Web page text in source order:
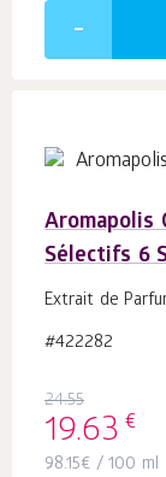
Aromapolis
Sélectifs 6
Extrait de
#422282
24.55
19.63 €
98.15€ / 100 ml